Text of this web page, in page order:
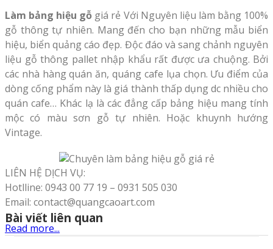
Làm bảng hiệu gỗ giá rẻ Với Nguyên liệu làm bằng 100%
gỗ thông tự nhiên. Mang đến cho bạn những mẫu biển
hiệu, biển quảng cáo đẹp. Độc đáo và sang chảnh nguyên
liệu gỗ thông pallet nhập khẩu rất được ưa chuộng. Bởi
các nhà hàng quán ăn, quáng cafe lụa chọn. Ưu điểm của
dòng cống phẩm này là giá thành thấp dụng dc nhiều cho
quán cafe… Khác lạ là các đẳng cấp bảng hiệu mang tính
mộc có màu sơn gỗ tự nhiên. Hoặc khuynh hướng
Vintage.
LIÊN HỆ DỊCH VỤ:
Hotlline: 0943 00 77 19 – 0931 505 030
Email: contact@quangcaoart.com
Read more...
Bài viết liên quan